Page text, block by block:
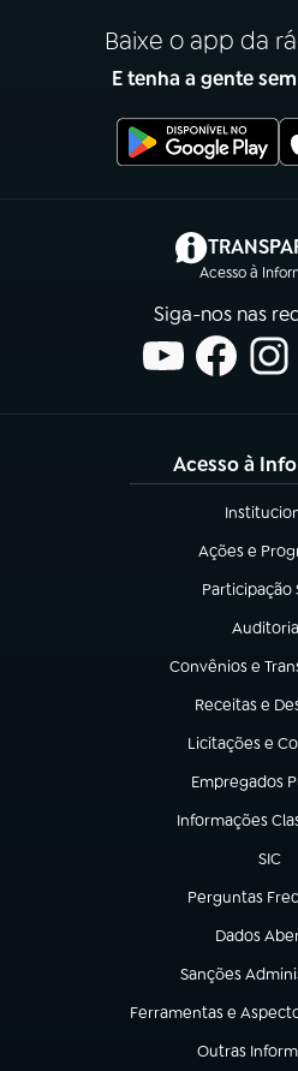
Baixe o app da
E tenha a gente
Acesso à
Siga-nos nas
Acesso à
(abre em
Ações e
(abre em
Participação
(abre em
(abre em
Convênios e
(abre em nova
Receitas e
(abre em
Licitações e
(abre em nova
Empregados
(abre em nova
Informações
(abre em nova
SIC
(abre
Perguntas
(abre em nova
Dados
(abre em
Sanções
(abre em nova
Ferramentas e
(abre em nova aba)
Outras
(abre em